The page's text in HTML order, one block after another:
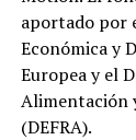
aportado por
Económica y
Europea y el
Alimentación
(DEFRA).